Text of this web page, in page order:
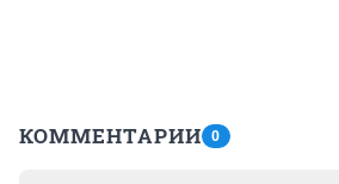
КОММЕНТАРИИ 0